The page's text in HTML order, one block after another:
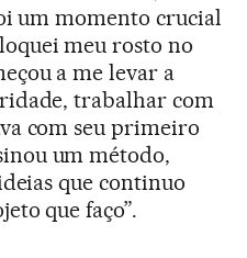
um momento crucial
meu rosto no
a me levar a
trabalhar com
com seu primeiro
um método,
que continuo
que faço”.